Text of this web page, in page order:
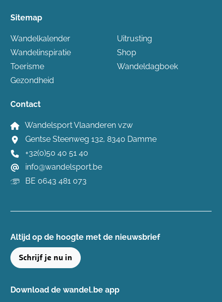
Sitemap
Wandelkalender
Wandelinspiratie
Toerisme
Gezondheid
Uitrusting
Shop
Wandeldagboek
Contact
Wandelsport Vlaanderen vzw
Gentse Steenweg 132, 8340 Damme
+32(0)50 40 51 40
info@wandelsport.be
BE 0643 481 073
Altijd op de hoogte ​met de nieuwsbrief
Schrijf je nu in
Download de wandel.be app